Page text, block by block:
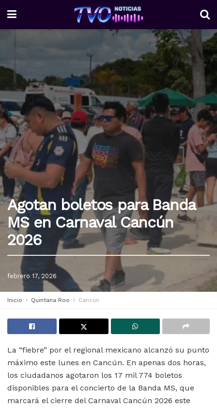
Agotan boletos para Banda
MS en Carnaval Cancún
2026
febrero 17, 2026
Inicio Quintana Roo Cancún
La “fiebre” por el regional mexicano alcanzó su punto
máximo este lunes en Cancún. En apenas dos horas,
los ciudadanos agotaron los 17 mil 774 boletos
disponibles para el concierto de la Banda MS, que
marcará el cierre del Carnaval Cancún 2026 este